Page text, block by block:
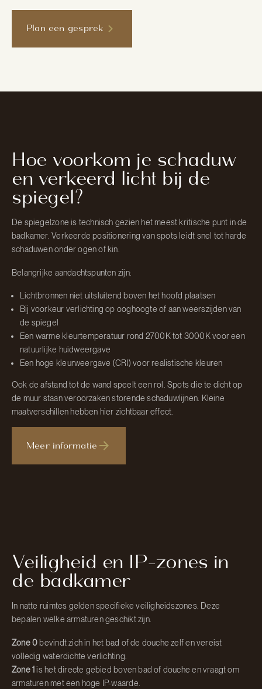
Plan een gesprek
Hoe voorkom je schaduw
en verkeerd licht bij de
spiegel?
De spiegelzone is technisch gezien het meest kritische punt in de
badkamer. Verkeerde positionering van spots leidt snel tot harde
schaduwen onder ogen of kin.
Belangrijke aandachtspunten zijn:
Lichtbronnen niet uitsluitend boven het hoofd plaatsen
Bij voorkeur verlichting op ooghoogte of aan weerszijden van
de spiegel
Een warme kleurtemperatuur rond 2700K tot 3000K voor een
natuurlijke huidweergave
Een hoge kleurweergave (CRI) voor realistische kleuren
Ook de afstand tot de wand speelt een rol. Spots die te dicht op
de muur staan veroorzaken storende schaduwlijnen. Kleine
maatverschillen hebben hier zichtbaar effect.
Meer informatie
Veiligheid en IP-zones in
de badkamer
In natte ruimtes gelden specifieke veiligheidszones. Deze
bepalen welke armaturen geschikt zijn.
Zone 0 bevindt zich in het bad of de douche zelf en vereist
volledig waterdichte verlichting.
Zone 1 is het directe gebied boven bad of douche en vraagt om
armaturen met een hoge IP-waarde.